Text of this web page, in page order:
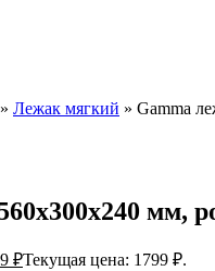
» Лежак мягкий » Gamma
мм,
₽Текущая цена: 1799 ₽.